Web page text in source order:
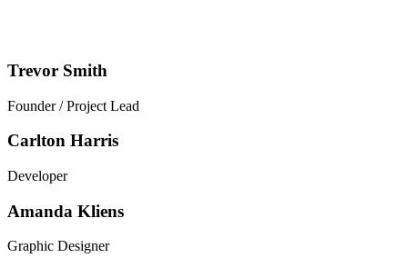
Trevor Smith
Founder / Project Lead
Carlton Harris
Developer
Amanda Kliens
Graphic Designer